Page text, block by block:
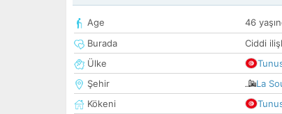
Age
46
Burada
Ciddi
Ülke
Şehir
La
Kökeni